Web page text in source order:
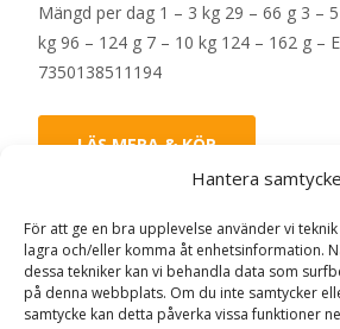
Hantera samtycke
För att ge en bra upplevelse använder vi
lagra och/eller komma åt enhetsinformation.
dessa tekniker kan vi behandla data som
på denna webbplats. Om du inte samtycker
samtycke kan detta påverka vissa funktioner
Mängd per dag 1 – 3 kg 29 – 66 g 3 –
kg 96 – 124 g 7 – 10 kg 124 – 162 g –
7350138511194
LÄS MERA & KÖP
Artikelnr:31002 Kategorier:Hundmat
Etikett:FourFriends